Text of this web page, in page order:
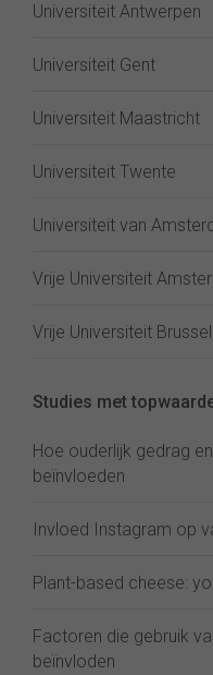
Universiteit Antwerpen
Universiteit Gent
Universiteit Maastricht
Universiteit Twente
Universiteit van
Vrije Universiteit
Vrije Universiteit Brussel
Studies met
Hoe ouderlijk gedrag
beïnvloeden
Invloed Instagram op
Plant-based cheese:
Factoren die gebruik
beïnvloden